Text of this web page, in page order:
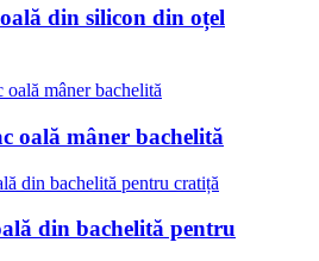
din silicon din oțel
oală mâner bachelită
din bachelită pentru